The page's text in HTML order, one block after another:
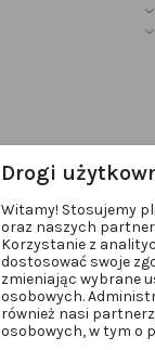
Drogi
Witamy! Stosujemy
oraz naszych
Korzystanie z
dostosować swoje
zmieniając wybrane
osobowych.
również nasi
osobowych, w tym o